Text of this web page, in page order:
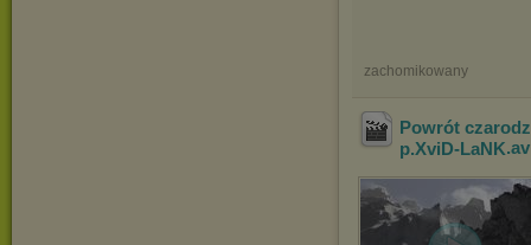
zachomikowany
Powrót
p.XviD-LaNK